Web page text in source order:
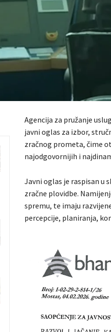
Agencija za pružanje
javni oglas za izbor,
zračnog prometa, čime
najodgovornijih i
Javni oglas je raspisan u
zračne plovidbe.
spremu, te imaju
percepcije, planiranja,